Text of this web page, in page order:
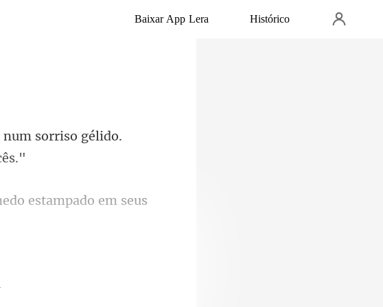
Baixar App Lera Histórico
num sorriso gélido.